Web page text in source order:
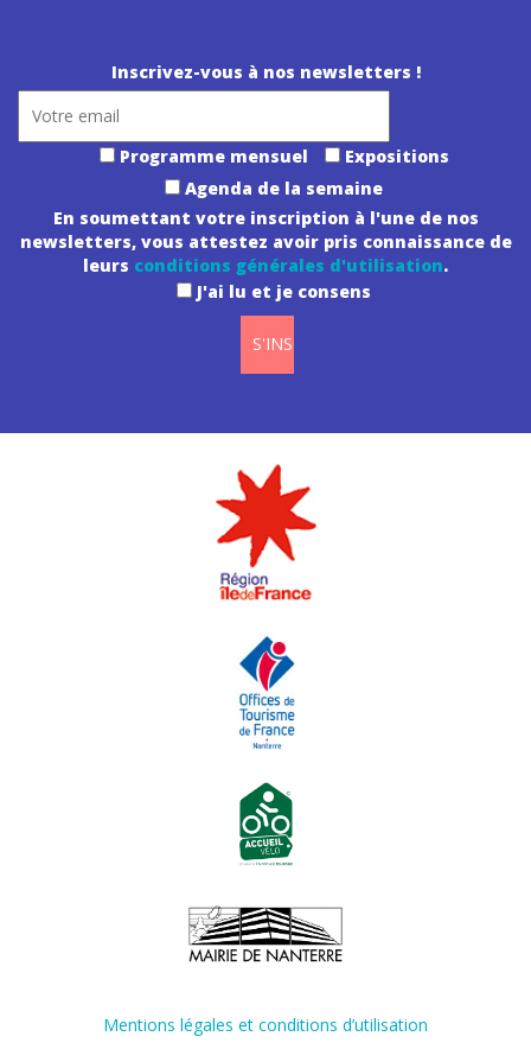
Inscrivez-vous à nos newsletters !
Programme mensuel
Expositions
Agenda de la semaine
En soumettant votre inscription à l'une de nos
newsletters, vous attestez avoir pris connaissance de
leurs conditions générales d'utilisation.
J'ai lu et je consens
Mentions légales et conditions d’utilisation